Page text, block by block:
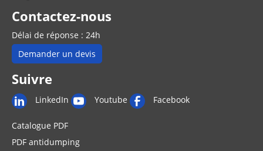
Contactez-nous
Délai de réponse : 24h
Demander un devis
Suivre
LinkedIn Youtube Facebook
Catalogue PDF
PDF antidumping